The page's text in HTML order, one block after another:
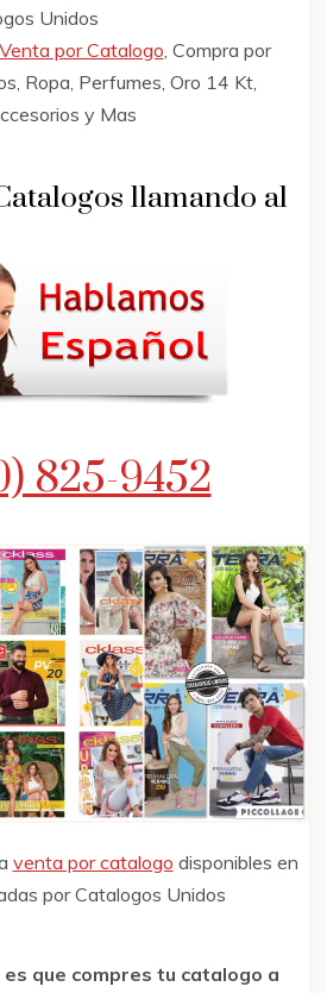
Unidos
por Catalogo, Compra por
Ropa, Perfumes, Oro 14 Kt,
y Mas
llamando al
825-9452
venta por catalogo disponibles en
por Catalogos Unidos
que compres tu catalogo a